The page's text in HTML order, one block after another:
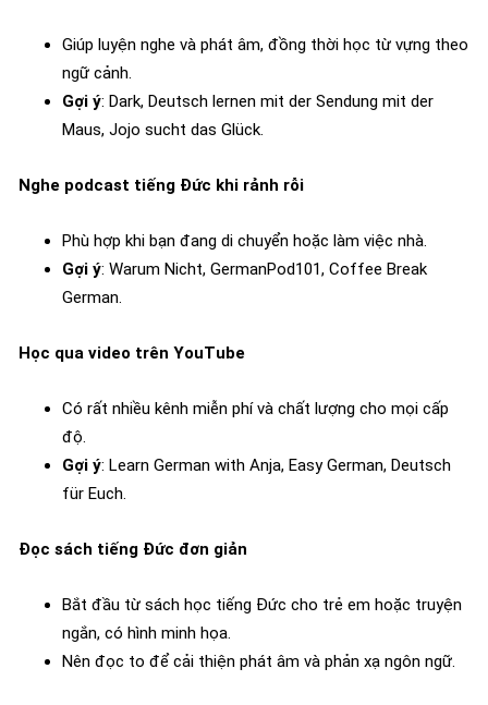
Giúp luyện nghe và phát âm, đồng thời học từ vựng theo
ngữ cảnh.
Gợi ý: Dark, Deutsch lernen mit der Sendung mit der
Maus, Jojo sucht das Glück.
Nghe podcast tiếng Đức khi rảnh rỗi
Phù hợp khi bạn đang di chuyển hoặc làm việc nhà.
Gợi ý: Warum Nicht, GermanPod101, Coffee Break
German.
Học qua video trên YouTube
Có rất nhiều kênh miễn phí và chất lượng cho mọi cấp
độ.
Gợi ý: Learn German with Anja, Easy German, Deutsch
für Euch.
Đọc sách tiếng Đức đơn giản
Bắt đầu từ sách học tiếng Đức cho trẻ em hoặc truyện
ngắn, có hình minh họa.
Nên đọc to để cải thiện phát âm và phản xạ ngôn ngữ.